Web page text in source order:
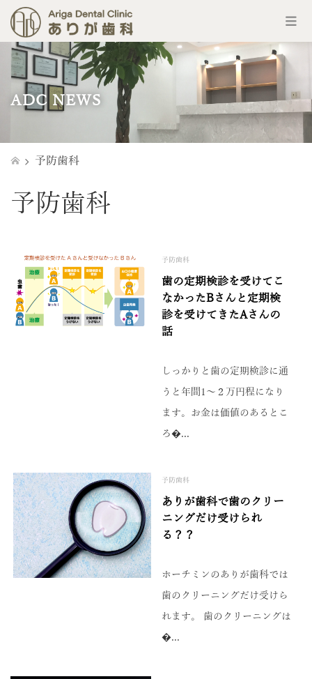
キ
ADC NEWS
予防歯科
予防歯科
予防歯科
歯の定期検診を受けてこ
なかったBさんと定期検
診を受けてきたAさんの
話
しっかりと歯の定期検診に通
うと年間1～２万円程になり
ます。お金は価値のあるとこ
ろ�...
予防歯科
ありが歯科で歯のクリー
ニングだけ受けられ
る？？
ホーチミンのありが歯科では
歯のクリーニングだけ受けら
れます。 歯のクリーニングは
�...